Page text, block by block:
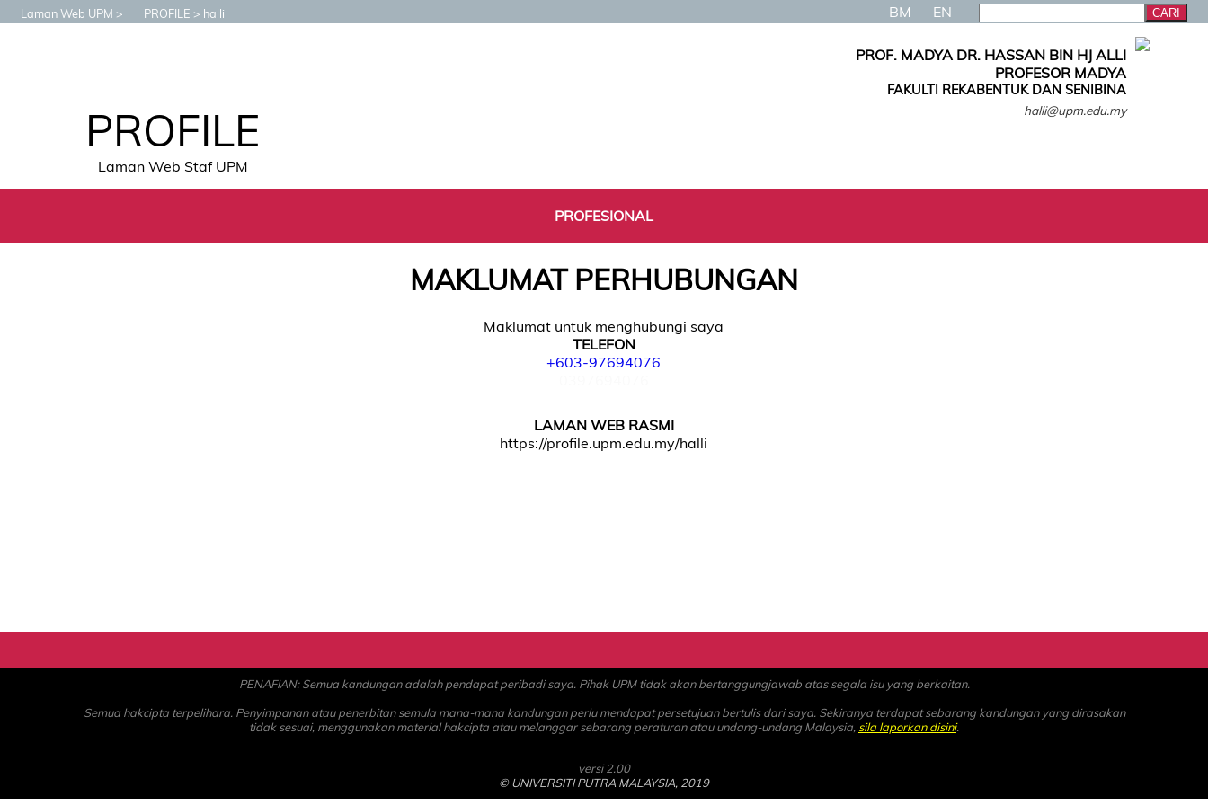
Laman Web UPM PROFILE halli BM EN
PROFILE
Laman Web Staf UPM
PROF. MADYA DR. HASSAN BIN HJ ALLI
PROFESOR MADYA
FAKULTI REKABENTUK DAN SENIBINA
halli@upm.edu.my
PROFESIONAL
MAKLUMAT PERHUBUNGAN
Maklumat untuk menghubungi saya
TELEFON
+603-97694076
LAMAN WEB RASMI
https://profile.upm.edu.my/halli
PENAFIAN: Semua kandungan adalah pendapat peribadi saya. Pihak UPM tidak akan bertanggungjawab atas segala isu yang berkaitan.
Semua hakcipta terpelihara. Penyimpanan atau penerbitan semula mana-mana kandungan perlu mendapat persetujuan bertulis dari saya. Sekiranya terdapat sebarang kandungan yang dirasakan
tidak sesuai, menggunakan material hakcipta atau melanggar sebarang peraturan atau undang-undang Malaysia, sila laporkan disini.
versi 2.00
© UNIVERSITI PUTRA MALAYSIA, 2019